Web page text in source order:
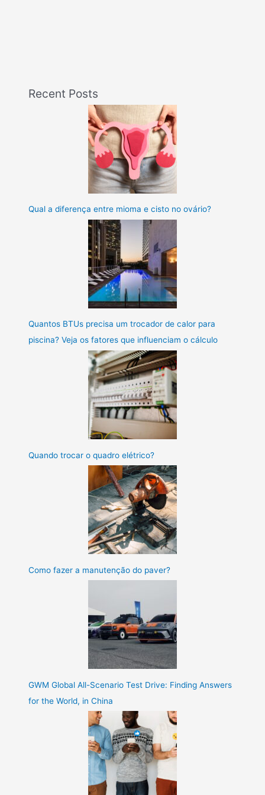
Recent Posts
Qual a diferença entre mioma e cisto no ovário?
Quantos BTUs precisa um trocador de calor para
piscina? Veja os fatores que influenciam o cálculo
Quando trocar o quadro elétrico?
Como fazer a manutenção do paver?
GWM Global All-Scenario Test Drive: Finding Answers
for the World, in China